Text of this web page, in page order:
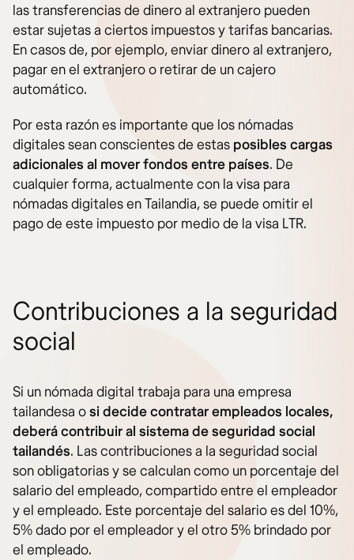
las transferencias de dinero al extranjero pueden
estar sujetas a ciertos impuestos y tarifas bancarias.
En casos de, por ejemplo, enviar dinero al extranjero,
pagar en el extranjero o retirar de un cajero
automático.
Por esta razón es importante que los nómadas
digitales sean conscientes de estas posibles cargas
adicionales al mover fondos entre países. De
cualquier forma, actualmente con la visa para
nómadas digitales en Tailandia, se puede omitir el
pago de este impuesto por medio de la visa LTR.
Contribuciones a la seguridad
social
Si un nómada digital trabaja para una empresa
tailandesa osi decide contratar empleados locales,
deberá contribuir al sistema de seguridad social
tailandés. Las contribuciones a la seguridad social
son obligatorias y se calculan como un porcentaje del
salario del empleado, compartido entre el empleador
y el empleado. Este porcentaje del salario es del 10%,
5% dado por el empleador y el otro 5% brindado por
el empleado.